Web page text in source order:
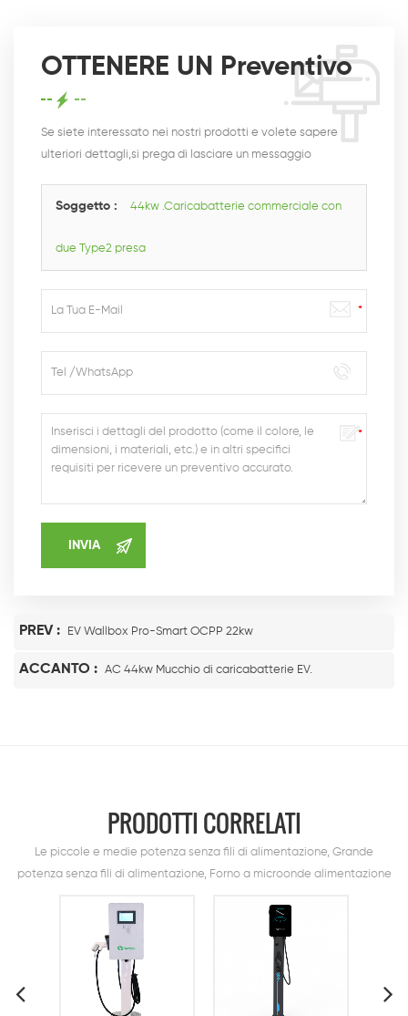
OTTENERE UN Preventivo
Se siete interessato nei nostri prodotti e volete sapere
ulteriori dettagli,si prega di lasciare un messaggio
Soggetto : 44kw .Caricabatterie commerciale con
due Type2 presa
PREV : EV Wallbox Pro-Smart OCPP 22kw
ACCANTO : AC 44kw Mucchio di caricabatterie EV.
PRODOTTI CORRELATI
Le piccole e medie potenza senza fili di alimentazione, Grande
potenza senza fili di alimentazione, Forno a microonde alimentazione